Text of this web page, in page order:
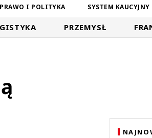
PRAWO I POLITYKA SYSTEM KAUCYJNY
PRZEMYSŁ